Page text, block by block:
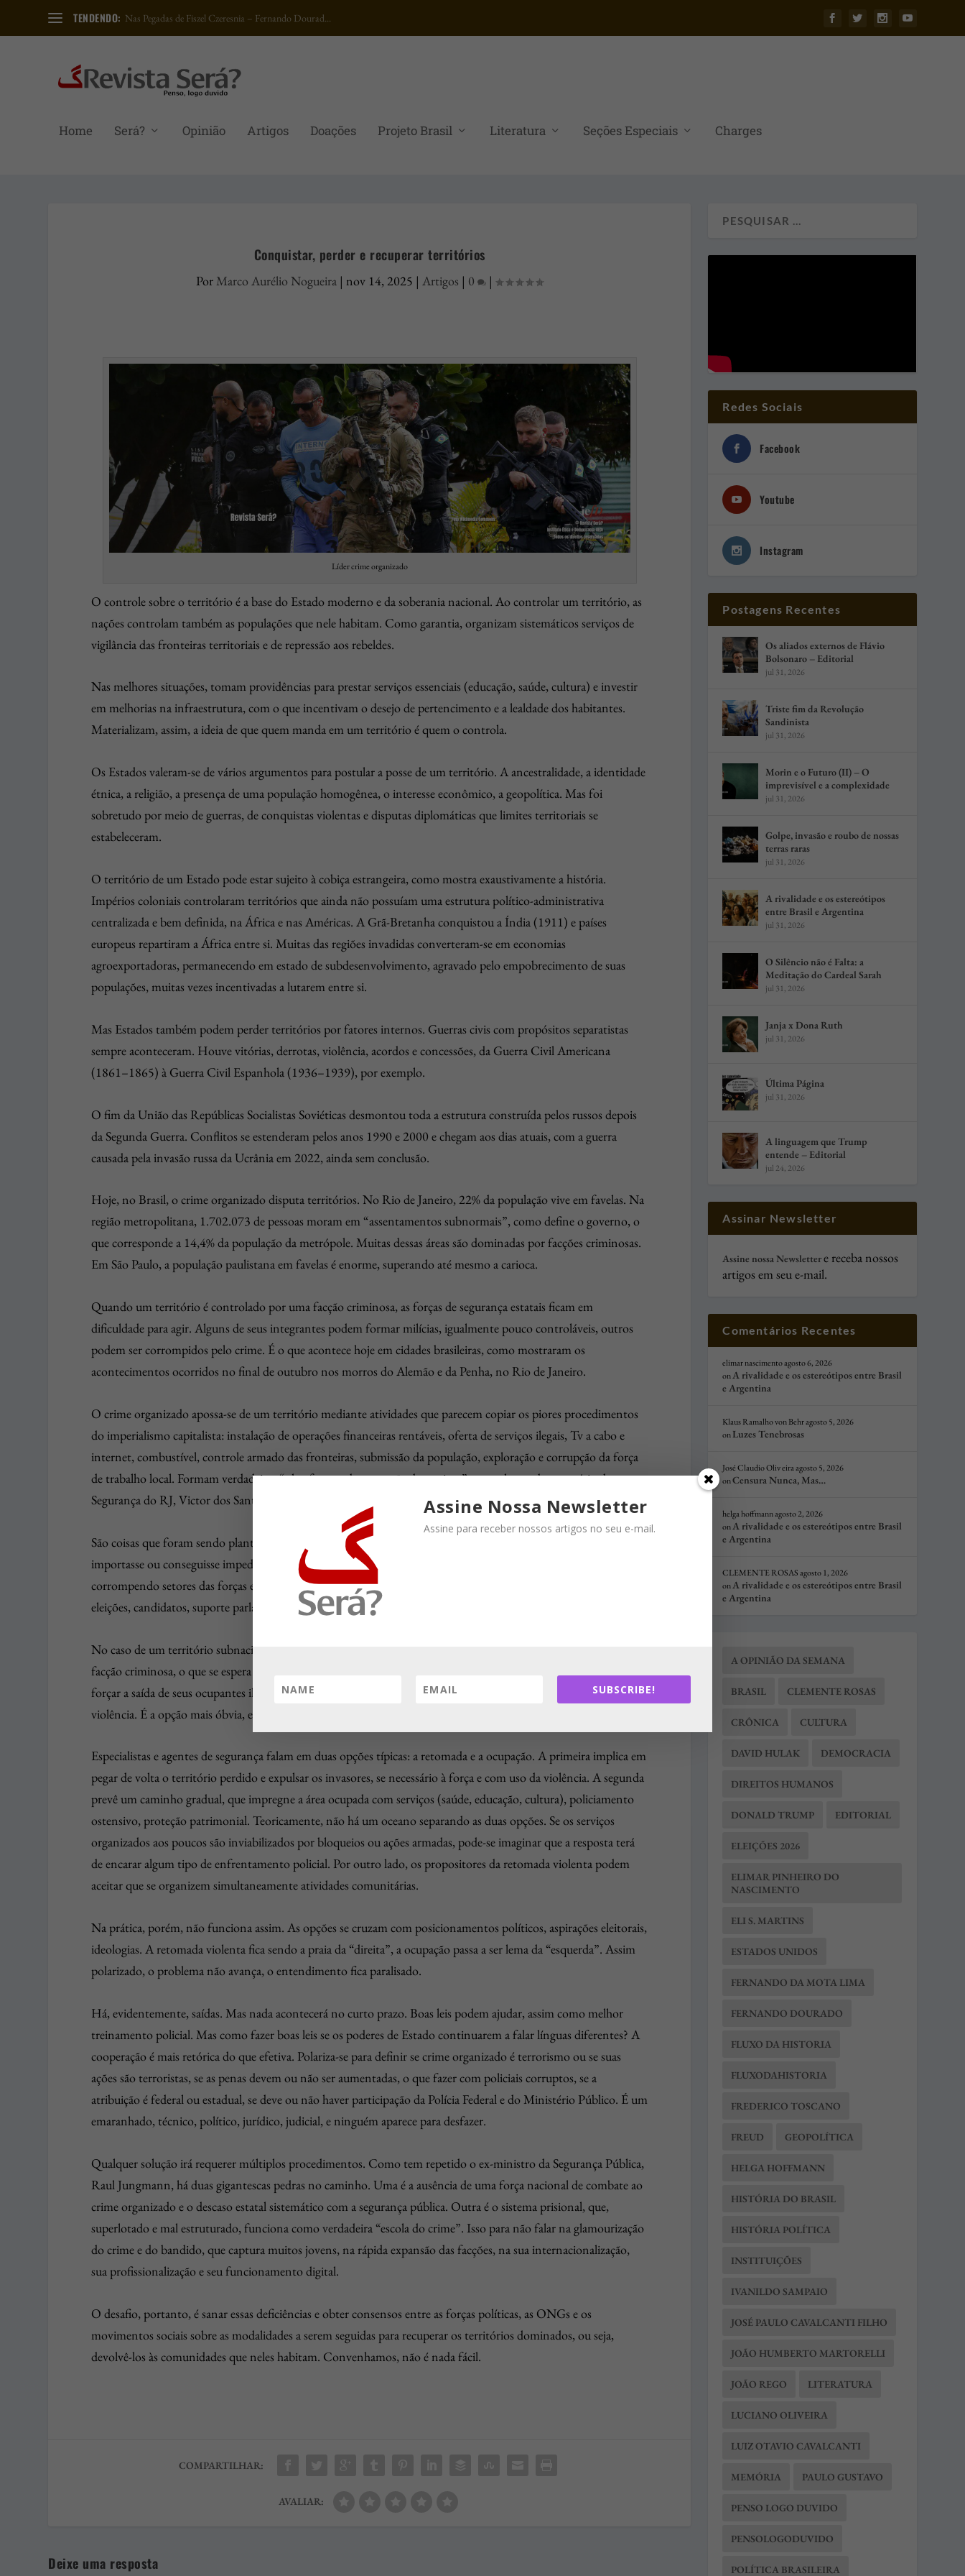
TENDENDO: Nas Pegadas de Fiszel Czeresnia – Fernando Dourad...
Home Será? Opinião Artigos Doações Projeto Brasil Literatura Seções Especiais Charges
Conquistar, perder e recuperar territórios
Por Marco Aurélio Nogueira | nov 14, 2025 |Artigos | 0 |
Líder crime organizado
O controle sobre o território é a base do Estado moderno e da soberania nacional. Ao controlar um território, as
nações controlam também as populações que nele habitam. Como garantia, organizam sistemáticos serviços de
vigilância das fronteiras territoriais e de repressão aos rebeldes.
Nas melhores situações, tomam providências para prestar serviços essenciais (educação, saúde, cultura) e investir
em melhorias na infraestrutura, com o que incentivam o desejo de pertencimento e a lealdade dos habitantes.
Materializam, assim, a ideia de que quem manda em um território é quem o controla.
Os Estados valeram-se de vários argumentos para postular a posse de um território. A ancestralidade, a identidade
étnica, a religião, a presença de uma população homogênea, o interesse econômico, a geopolítica. Mas foi
sobretudo por meio de guerras, de conquistas violentas e disputas diplomáticas que limites territoriais se
estabeleceram.
O território de um Estado pode estar sujeito à cobiça estrangeira, como mostra exaustivamente a história.
Impérios coloniais controlaram territórios que ainda não possuíam uma estrutura político-administrativa
centralizada e bem definida, na África e nas Américas. A Grã-Bretanha conquistou a Índia (1911) e países
europeus repartiram a África entre si. Muitas das regiões invadidas converteram-se em economias
agroexportadoras, permanecendo em estado de subdesenvolvimento, agravado pelo empobrecimento de suas
populações, muitas vezes incentivadas a lutarem entre si.
Mas Estados também podem perder territórios por fatores internos. Guerras civis com propósitos separatistas
sempre aconteceram. Houve vitórias, derrotas, violência, acordos e concessões, da Guerra Civil Americana
(1861–1865) à Guerra Civil Espanhola (1936–1939), por exemplo.
O fim da União das Repúblicas Socialistas Soviéticas desmontou toda a estrutura construída pelos russos depois
da Segunda Guerra. Conflitos se estenderam pelos anos 1990 e 2000 e chegam aos dias atuais, com a guerra
causada pela invasão russa da Ucrânia em 2022, ainda sem conclusão.
Hoje, no Brasil, o crime organizado disputa territórios. No Rio de Janeiro, 22% da população vive em favelas. Na
região metropolitana, 1.702.073 de pessoas moram em “assentamentos subnormais”, como define o governo, o
que corresponde a 14,4% da população da metrópole. Muitas dessas áreas são dominadas por facções criminosas.
Em São Paulo, a população paulistana em favelas é enorme, superando até mesmo a carioca.
Quando um território é controlado por uma facção criminosa, as forças de segurança estatais ficam em
dificuldade para agir. Alguns de seus integrantes podem formar milícias, igualmente pouco controláveis, outros
podem ser corrompidos pelo crime. É o que acontece hoje em cidades brasileiras, como mostraram os
acontecimentos ocorridos no final de outubro nos morros do Alemão e da Penha, no Rio de Janeiro.
O crime organizado apossa-se de um território mediante atividades que parecem copiar os piores procedimentos
do imperialismo capitalista: instalação de operações financeiras rentáveis, oferta de serviços ilegais, Tv a cabo e
internet, combustível, controle armado das fronteiras, submissão da população, exploração e corrupção da força
de trabalho local. Formam verdadeiras “plataformas de prestação de serviços”, nas palavras do secretário de
Segurança do RJ, Victor dos Santos.
São coisas que foram sendo plantadas lentamente, sem que o verdadeiro “dono da terra” se desse conta, se
importasse ou conseguisse impedir. Com o dinheiro arrecadado por suas atividades, as facções foram cooptando e
corrompendo setores das forças estatais encarregadas da segurança e da justiça. Infiltraram-se em toda a política –
eleições, candidatos, suporte parlamentar, assessorias ao Executivo.
No caso de um território subnacional – uma região, um bairro, um morro, uma favela – ser apropriado por uma
facção criminosa, o que se espera que o Estado faça? Que tente recuperá-lo, trazê-lo de volta ao seu controle,
forçar a saída de seus ocupantes ilegais e devolver a área ocupado aos moradores. Preferencialmente, sem uso da
violência. É a opção mais óbvia, e a mais complexa. Como fazer isso?
Especialistas e agentes de segurança falam em duas opções típicas: a retomada e a ocupação. A primeira implica em
pegar de volta o território perdido e expulsar os invasores, se necessário à força e com uso da violência. A segunda
prevê um caminho gradual, que impregne a área ocupada com serviços (saúde, educação, cultura), policiamento
ostensivo, proteção patrimonial. Teoricamente, não há um oceano separando as duas opções. Se os serviços
organizados aos poucos são inviabilizados por bloqueios ou ações armadas, pode-se imaginar que a resposta terá
de encarar algum tipo de enfrentamento policial. Por outro lado, os propositores da retomada violenta podem
aceitar que se organizem simultaneamente atividades comunitárias.
Na prática, porém, não funciona assim. As opções se cruzam com posicionamentos políticos, aspirações eleitorais,
ideologias. A retomada violenta fica sendo a praia da “direita”, a ocupação passa a ser lema da “esquerda”. Assim
polarizado, o problema não avança, o entendimento fica paralisado.
Há, evidentemente, saídas. Mas nada acontecerá no curto prazo. Boas leis podem ajudar, assim como melhor
treinamento policial. Mas como fazer boas leis se os poderes de Estado continuarem a falar línguas diferentes? A
cooperação é mais retórica do que efetiva. Polariza-se para definir se crime organizado é terrorismo ou se suas
ações são terroristas, se as penas devem ou não ser aumentadas, o que fazer com policiais corruptos, se a
atribuição é federal ou estadual, se deve ou não haver participação da Polícia Federal e do Ministério Público. É um
emaranhado, técnico, político, jurídico, judicial, e ninguém aparece para desfazer.
Qualquer solução irá requerer múltiplos procedimentos. Como tem repetido o ex-ministro da Segurança Pública,
Raul Jungmann, há duas gigantescas pedras no caminho. Uma é a ausência de uma força nacional de combate ao
crime organizado e o descaso estatal sistemático com a segurança pública. Outra é o sistema prisional, que,
superlotado e mal estruturado, funciona como verdadeira “escola do crime”. Isso para não falar na glamourização
do crime e do bandido, que captura muitos jovens, na rápida expansão das facções, na sua internacionalização,
sua profissionalização e seu funcionamento digital.
O desafio, portanto, é sanar essas deficiências e obter consensos entre as forças políticas, as ONGs e os
movimentos sociais sobre as modalidades a serem seguidas para recuperar os territórios dominados, ou seja,
devolvê-los às comunidades que neles habitam. Convenhamos, não é nada fácil.
COMPARTILHAR:
AVALIAR:
Deixe uma resposta
Redes Sociais
Facebook
Youtube
Instagram
Postagens Recentes
Os aliados externos de Flávio
Bolsonaro – Editorial
jul 31, 2026
Triste fim da Revolução
Sandinista
jul 31, 2026
Morin e o Futuro (II) – O
imprevisível e a complexidade
jul 31, 2026
Golpe, invasão e roubo de nossas
terras raras
jul 31, 2026
A rivalidade e os estereótipos
entre Brasil e Argentina
jul 31, 2026
O Silêncio não é Falta: a
Meditação do Cardeal Sarah
jul 31, 2026
Janja x Dona Ruth
jul 31, 2026
Última Página
jul 31, 2026
A linguagem que Trump
entende – Editorial
jul 24, 2026
Assinar Newsletter
Assine nossa Newslettere receba nossos
artigos em seu e-mail.
Comentários Recentes
elimar nascimentoagosto 6, 2026
onA rivalidade e os estereótipos entre Brasil
e Argentina
Klaus Ramalho von Behragosto 5, 2026
onLuzes Tenebrosas
José Claudio Oliv eiraagosto 5, 2026
onCensura Nunca, Mas…
helga hoffmannagosto 2, 2026
onA rivalidade e os estereótipos entre Brasil
e Argentina
CLEMENTE ROSAS agosto 1, 2026
onA rivalidade e os estereótipos entre Brasil
e Argentina
A OPINIÃO DA SEMANA
BRASIL CLEMENTE ROSAS
CRÔNICA CULTURA
DAVID HULAK DEMOCRACIA
DIREITOS HUMANOS
DONALD TRUMP EDITORIAL
ELEIÇÕES 2026
ELIMAR PINHEIRO DO
NASCIMENTO
ELI S. MARTINS
ESTADOS UNIDOS
FERNANDO DA MOTA LIMA
FERNANDO DOURADO
FLUXO DA HISTORIA
FLUXODAHISTORIA
FREDERICO TOSCANO
FREUD GEOPOLÍTICA
HELGA HOFFMANN
HISTÓRIA DO BRASIL
HISTÓRIA POLÍTICA
INSTITUIÇÕES
IVANILDO SAMPAIO
JOSÉ PAULO CAVALCANTI FILHO
JOÃO HUMBERTO MARTORELLI
JOÃO REGO LITERATURA
LUCIANO OLIVEIRA
LUIZ OTAVIO CAVALCANTI
MEMÓRIA PAULO GUSTAVO
PENSO LOGO DUVIDO
PENSOLOGODUVIDO
POLÍTICA BRASILEIRA
Assine Nossa Newsletter
Assine para receber nossos artigos no seu e-mail.
SUBSCRIBE!